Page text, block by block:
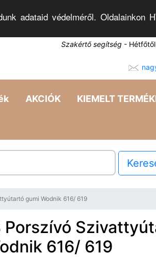
adataid védelméről. Oldalainkon
Szakértő segítség -
AKCIÓK KIEMELT
gumi Wodnik 616/ 619
616/ 619